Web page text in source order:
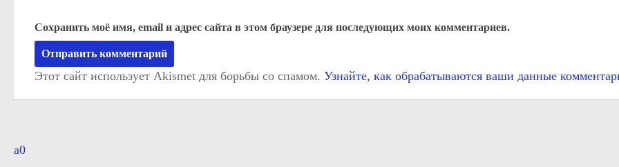
Сохранить моё имя, email и адрес сайта в этом браузере для последующих моих комментариев.
Этот сайт использует Akismet для борьбы со спамом. Узнайте, как обрабатываются ваши данные